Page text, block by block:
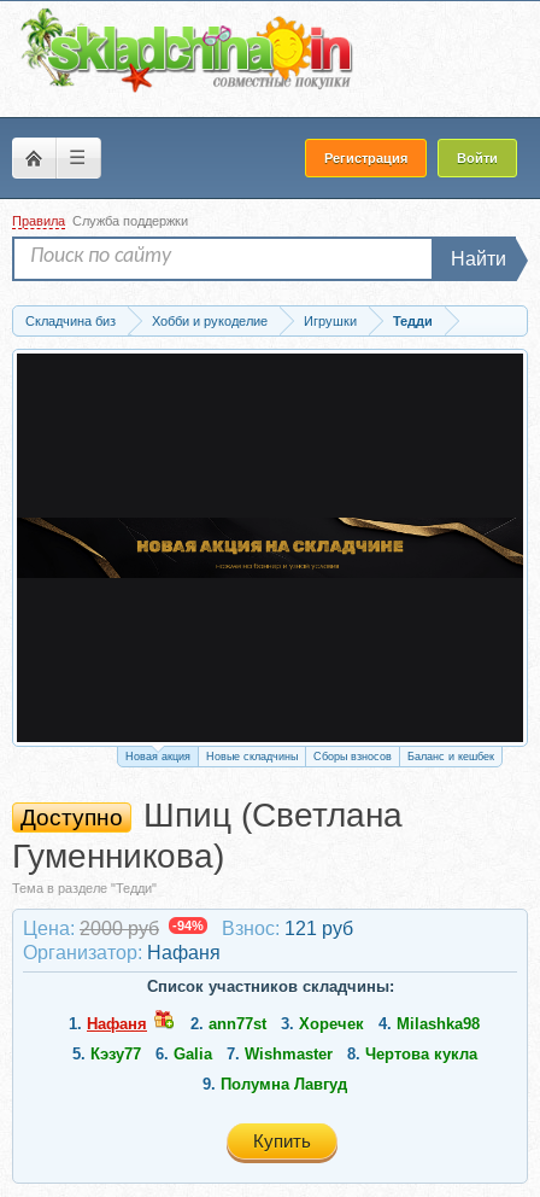
☰ Регистрация Войти
Правила Служба поддержки
Найти
Складчина биз Хобби и рукоделие Игрушки
Тедди
Скачать Шпиц (Светлана Гуменникова)
Новая акция Новые складчины Сборы взносов Баланс и кешбек
Доступно
Шпиц (Светлана
Гуменникова)
Тема в разделе "Тедди"
Цена: 2000 руб -94% Взнос: 121 руб
Организатор: Нафаня
Список участников складчины:
1. Нафаня 2. ann77st 3. Хоречек 4. Milashka98
5. Кэзу77 6. Galia 7. Wishmaster 8. Чертова кукла
9. Полумна Лавгуд
Купить